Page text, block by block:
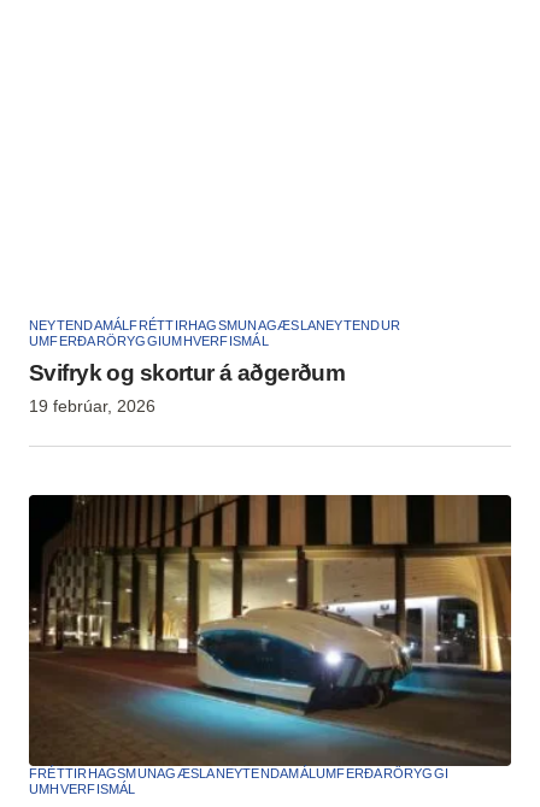
NEYTENDAMÁL FRÉTTIRHAGSMUNAGÆSLANEYTENDUR
UMFERÐARÖRYGGIUMHVERFISMÁL
Svifryk og skortur á aðgerðum
19 febrúar, 2026
FRÉTTIR HAGSMUNAGÆSLANEYTENDAMÁL UMFERÐARÖRYGGI
UMHVERFISMÁL